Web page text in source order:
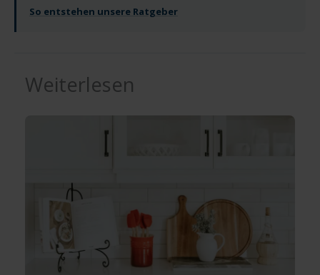
So entstehen unsere Ratgeber
Weiterlesen